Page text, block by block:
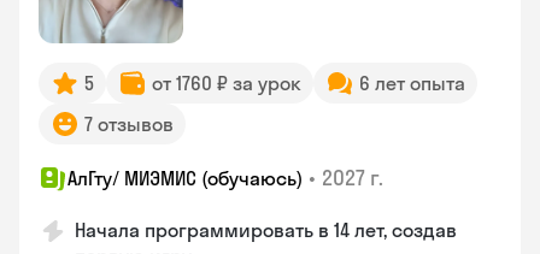
5 от 1760 ₽ за урок
6 лет опыта
7 отзывов
АлГту/ МИЭМИС (обучаюсь) • 2027 г.
Начала программировать в 14 лет, создав